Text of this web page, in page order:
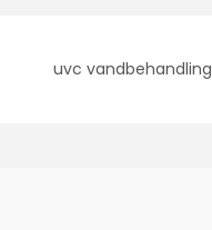
uvc vandbehandling